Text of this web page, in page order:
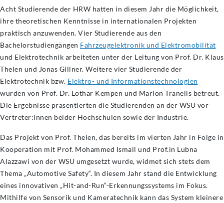
Acht Studierende der HRW hatten in diesem Jahr die Möglichkeit,
ihre theoretischen Kenntnisse in internationalen Projekten
praktisch anzuwenden. Vier Studierende aus den
Bachelorstudiengängen Fahrzeugelektronik und Elektromobilität
und Elektrotechnik arbeiteten unter der Leitung von Prof. Dr. Klaus
Thelen und Jonas Gillner. Weitere vier Studierende der
Elektrotechnik bzw. Elektro- und Informationstechnologien
wurden von Prof. Dr. Lothar Kempen und Marlon Tranelis betreut.
Die Ergebnisse präsentierten die Studierenden an der WSU vor
Vertreter:innen beider Hochschulen sowie der Industrie.
Das Projekt von Prof. Thelen, das bereits im vierten Jahr in Folge in
Kooperation mit Prof. Mohammed Ismail und Prof.in Lubna
Alazzawi von der WSU umgesetzt wurde, widmet sich stets dem
Thema „Automotive Safety“. In diesem Jahr stand die Entwicklung
eines innovativen „Hit-and-Run“-Erkennungssystems im Fokus.
Mithilfe von Sensorik und Kameratechnik kann das System kleinere